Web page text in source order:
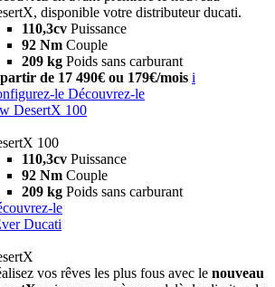
disponible votre distributeur ducati.
110,3cv Puissance
92 Nm Couple
209 kg Poids sans carburant
de 17 490€ ou 179€/mois i
le Découvrez-le
DesertX 100
100
110,3cv Puissance
92 Nm Couple
209 kg Poids sans carburant
le
Ducati
vos rêves les plus fous avec le nouveau